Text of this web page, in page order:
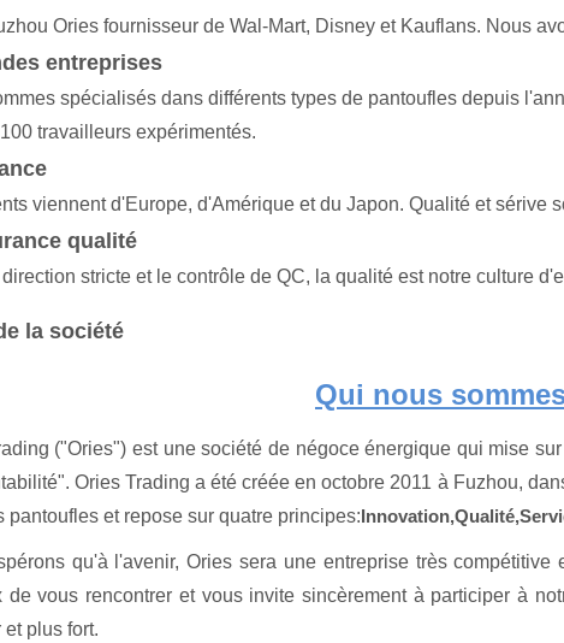
Ories fournisseur de Wal-Mart, Disney et Kauflans. Nous
entreprises
spécialisés dans différents types de pantoufles depuis
travailleurs expérimentés.
viennent d'Europe, d'Amérique et du Japon. Qualité et sérive
qualité
stricte et le contrôle de QC, la qualité est notre culture
la société
Qui nous
("Ories") est une société de négoce énergique qui mise
Ories Trading a été créée en octobre 2011 à Fuzhou,
pantoufles et repose sur quatre principes:Innovation,Qualité,
qu'à l'avenir, Ories sera une entreprise très
de vous rencontrer et vous invite sincèrement à participer à
et plus fort.